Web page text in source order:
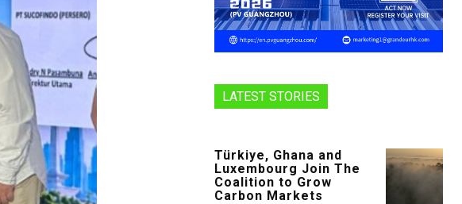
LATEST STORIES
Türkiye, Ghana and
Luxembourg Join The
Coalition to Grow
Carbon Markets